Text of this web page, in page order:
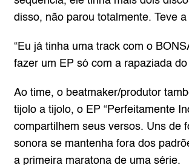
disso, não parou totalmente. Teve
“Eu já tinha uma track com o
fazer um EP só com a rapaziada
Ao time, o beatmaker/produtor
tijolo a tijolo, o EP “Perfeitamente
compartilhem seus versos. Uns de
sonora se mantenha fora dos
a primeira maratona de uma série.